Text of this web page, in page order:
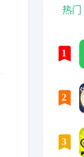
热门
1
2
3